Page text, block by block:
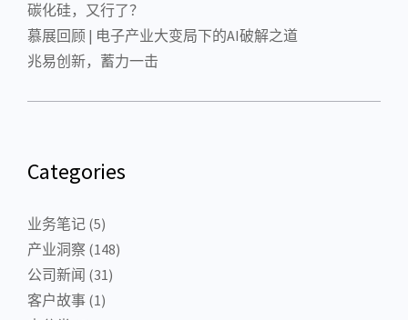
碳化硅，又行了？
慕展回顾 | 电子产业大变局下的AI破解之道
兆易创新，蓄力一击
Categories
业务笔记 (5)
产业洞察 (148)
公司新闻 (31)
客户故事 (1)